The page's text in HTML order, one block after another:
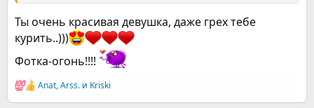
Ты очень красивая девушка, даже грех тебе
курить..)))
Фотка-огонь!!!!
Р
е
Anat,Arss. и Kriski